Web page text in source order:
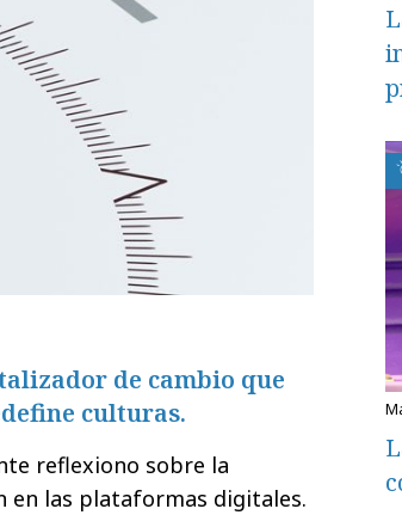
de cambio que
culturas.
reflexiono sobre la
en las plataformas digitales.